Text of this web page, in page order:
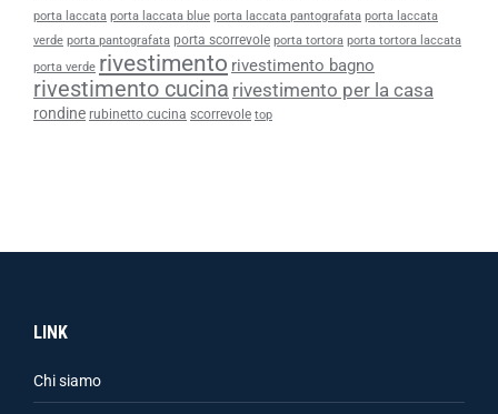
porta laccata porta laccata blue porta laccata pantografata porta laccata
verde porta pantografata porta scorrevole porta tortora porta tortora laccata
porta verde rivestimento rivestimento bagno
rivestimento cucina rivestimento per la casa
rondine rubinetto cucina scorrevole top
LINK
Chi siamo